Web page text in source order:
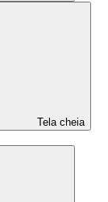
Tela cheia